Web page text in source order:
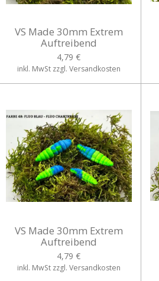
VS Made 30mm Extrem
Auftreibend
4,79 €
inkl. MwSt zzgl. Versandkosten
VS Made 30mm Extrem
Auftreibend
4,79 €
inkl. MwSt zzgl. Versandkosten